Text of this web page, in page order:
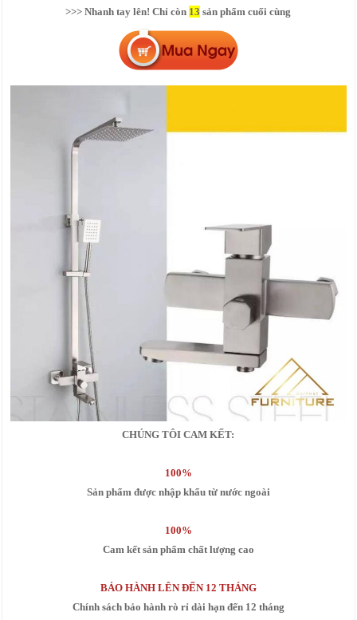
>>> Nhanh tay lên! Chỉ còn 13 sản phẩm cuối cùng
CHÚNG TÔI CAM KẾT:
100%
Sản phẩm được nhập khẩu từ nước ngoài
100%
Cam kết sản phẩm chất lượng cao
BẢO HÀNH LÊN ĐẾN 12 THÁNG
Chính sách bảo hành rò rỉ dài hạn đến 12 tháng